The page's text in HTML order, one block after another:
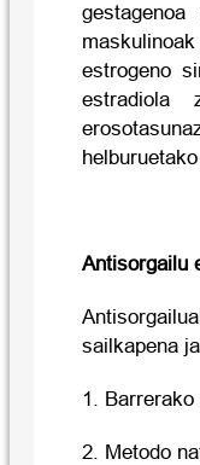
estrogeno
estradiola
Antisorgailu
sailkapena
1. Barrerako
2. Metodo